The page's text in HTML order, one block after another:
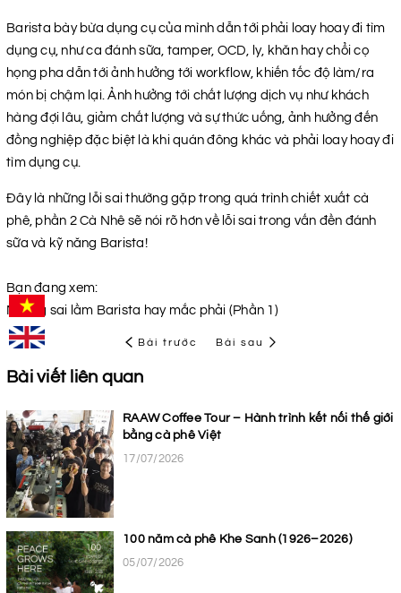
Barista bày bừa dụng cụ của mình dẫn tới phải loay hoay đi tìm
dụng cụ, như ca đánh sữa, tamper, OCD, ly, khăn hay chổi cọ
họng pha dẫn tới ảnh hưởng tới workflow, khiến tốc độ làm/ra
món bị chậm lại. Ảnh hưởng tới chất lượng dịch vụ như khách
hàng đợi lâu, giảm chất lượng và sự thức uống, ảnh hưởng đến
đồng nghiệp đặc biệt là khi quán đông khác và phải loay hoay đi
tìm dụng cụ.
Đây là những lỗi sai thường gặp trong quá trình chiết xuất cà
phê, phần 2 Cà Nhê sẽ nói rõ hơn về lỗi sai trong vấn đền đánh
sữa và kỹ năng Barista!
Bạn đang xem:
Những sai lầm Barista hay mắc phải (Phần 1)
Bài trước Bài sau
Bài viết liên quan
RAAW Coffee Tour – Hành trình kết nối thế giới
bằng cà phê Việt
17/07/2026
100 năm cà phê Khe Sanh (1926–2026)
05/07/2026